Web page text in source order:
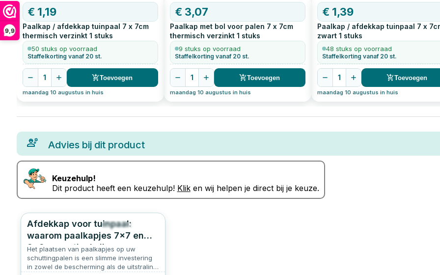
9,9
€ 1,19
Paalkap / afdekkap tuinpaal 7 x 7cm
thermisch verzinkt 1 stuks
50 stuks op voorraad
Staffelkorting vanaf 20 st.
1 Toevoegen
maandag 10 augustus in huis
€ 3,07
Paalkap met bol voor palen 7 x 7cm
thermisch verzinkt 1 stuks
9 stuks op voorraad
Staffelkorting vanaf 20 st.
1 Toevoegen
maandag 10 augustus in huis
€ 1,39
Paalkap / afdekkap tuinpaal 7 x
zwart 1 stuks
48 stuks op voorraad
Staffelkorting vanaf 20 st.
1 Toevoegen
maandag 10 augustus in huis
Advies bij dit product
Keuzehulp!
Dit product heeft een keuzehulp! Kliken wij helpen je direct bij je keuze.
270
Afdekkap voor tuinpaal:
waarom paalkapjes 7x7 en
9x9 essentieel zijn
Het plaatsen van paalkapjes op uw
schuttingpalen is een slimme investering
in zowel de bescherming als de uitstraling